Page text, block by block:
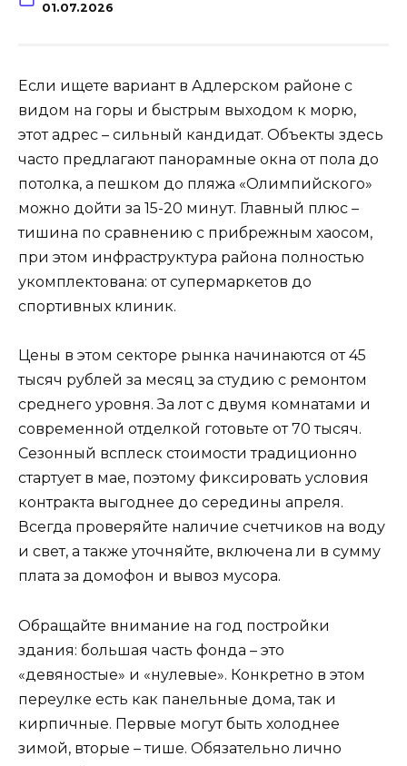
01.07.2026
Если ищете вариант в Адлерском районе с
видом на горы и быстрым выходом к морю,
этот адрес – сильный кандидат. Объекты здесь
часто предлагают панорамные окна от пола до
потолка, а пешком до пляжа «Олимпийского»
можно дойти за 15-20 минут. Главный плюс –
тишина по сравнению с прибрежным хаосом,
при этом инфраструктура района полностью
укомплектована: от супермаркетов до
спортивных клиник.
Цены в этом секторе рынка начинаются от 45
тысяч рублей за месяц за студию с ремонтом
среднего уровня. За лот с двумя комнатами и
современной отделкой готовьте от 70 тысяч.
Сезонный всплеск стоимости традиционно
стартует в мае, поэтому фиксировать условия
контракта выгоднее до середины апреля.
Всегда проверяйте наличие счетчиков на воду
и свет, а также уточняйте, включена ли в сумму
плата за домофон и вывоз мусора.
Обращайте внимание на год постройки
здания: большая часть фонда – это
«девяностые» и «нулевые». Конкретно в этом
переулке есть как панельные дома, так и
кирпичные. Первые могут быть холоднее
зимой, вторые – тише. Обязательно лично